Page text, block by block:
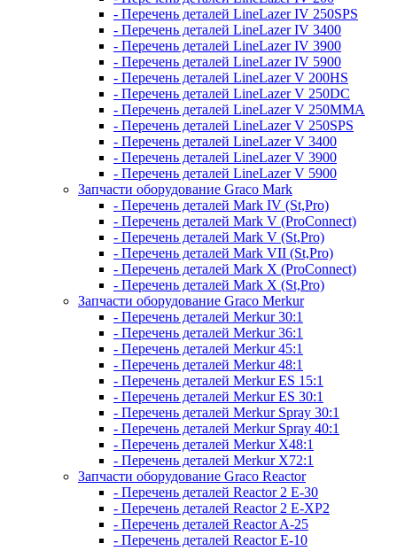
- Перечень деталей LineLazer IV 250SPS
- Перечень деталей LineLazer IV 3400
- Перечень деталей LineLazer IV 3900
- Перечень деталей LineLazer IV 5900
- Перечень деталей LineLazer V 200HS
- Перечень деталей LineLazer V 250DC
- Перечень деталей LineLazer V 250MMA
- Перечень деталей LineLazer V 250SPS
- Перечень деталей LineLazer V 3400
- Перечень деталей LineLazer V 3900
- Перечень деталей LineLazer V 5900
Запчасти оборудование Graco Mark
- Перечень деталей Mark IV (St,Pro)
- Перечень деталей Mark V (ProConnect)
- Перечень деталей Mark V (St,Pro)
- Перечень деталей Mark VII (St,Pro)
- Перечень деталей Mark X (ProConnect)
- Перечень деталей Mark X (St,Pro)
Запчасти оборудование Graco Merkur
- Перечень деталей Merkur 30:1
- Перечень деталей Merkur 36:1
- Перечень деталей Merkur 45:1
- Перечень деталей Merkur 48:1
- Перечень деталей Merkur ES 15:1
- Перечень деталей Merkur ES 30:1
- Перечень деталей Merkur Spray 30:1
- Перечень деталей Merkur Spray 40:1
- Перечень деталей Merkur X48:1
- Перечень деталей Merkur X72:1
Запчасти оборудование Graco Reactor
- Перечень деталей Reactor 2 E-30
- Перечень деталей Reactor 2 E-XP2
- Перечень деталей Reactor A-25
- Перечень деталей Reactor E-10